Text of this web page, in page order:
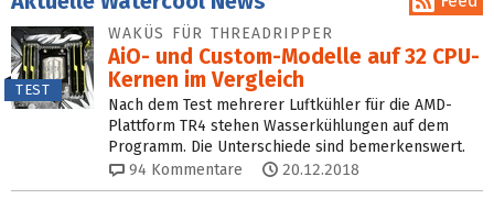
TEST
WAKÜS FÜR THREADRIPPER
AiO- und Custom-Modelle auf 32 CPU-
Kernen im Vergleich
Nach dem Test mehrerer Luftkühler für die AMD-
Plattform TR4 stehen Wasserkühlungen auf dem
Programm. Die Unterschiede sind bemerkenswert.
94 Kommentare 20.12.2018